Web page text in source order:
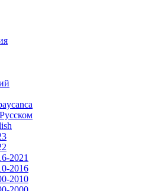
2021
2016
2010